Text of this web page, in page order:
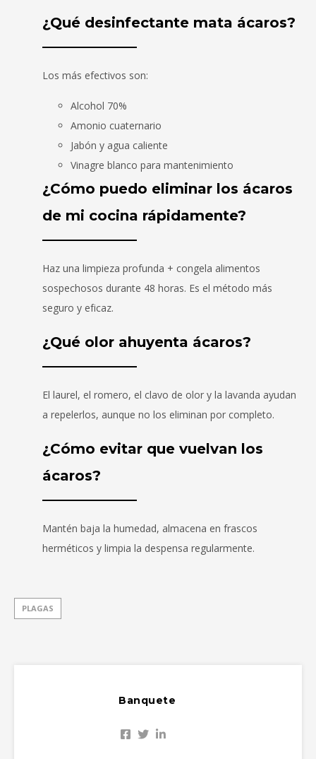
¿Qué desinfectante mata ácaros?
Los más efectivos son:
Alcohol 70%
Amonio cuaternario
Jabón y agua caliente
Vinagre blanco para mantenimiento
¿Cómo puedo eliminar los ácaros
de mi cocina rápidamente?
Haz una limpieza profunda + congela alimentos
sospechosos durante 48 horas. Es el método más
seguro y eficaz.
¿Qué olor ahuyenta ácaros?
El laurel, el romero, el clavo de olor y la lavanda ayudan
a repelerlos, aunque no los eliminan por completo.
¿Cómo evitar que vuelvan los
ácaros?
Mantén baja la humedad, almacena en frascos
herméticos y limpia la despensa regularmente.
PLAGAS
Banquete